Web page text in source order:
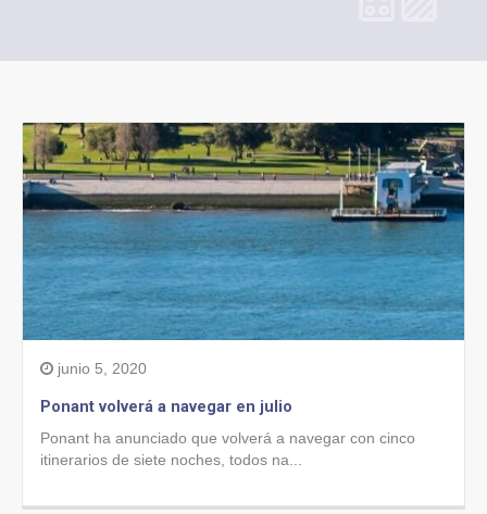
junio 5, 2020
Ponant volverá a navegar en julio
Ponant ha anunciado que volverá a navegar con cinco
itinerarios de siete noches, todos na...